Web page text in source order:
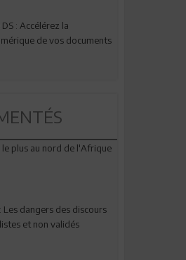
: Accélérez la
de vos documents
le plus au nord de l'Afrique
Les dangers des discours
et non validés